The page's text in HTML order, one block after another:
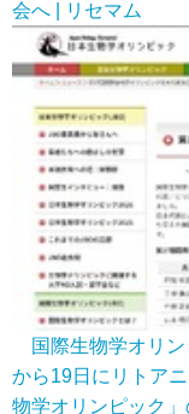
会へ | リセマム
国際生物学オリン
から19日にリトア
物学オリンピック